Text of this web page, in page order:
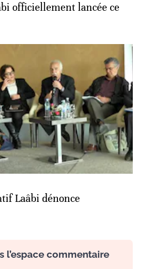
officiellement lancée ce
Laâbi dénonce
l’espace commentaire